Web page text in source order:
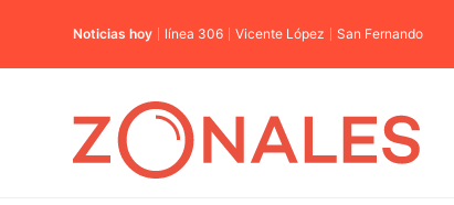
Noticias hoy línea 306 Vicente López San Fernando